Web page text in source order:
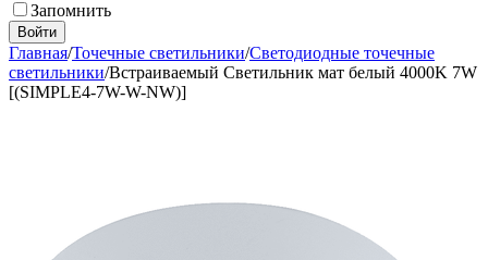
Запомнить
Войти
Главная/Точечные светильники/Светодиодные точечные
светильники/Встраиваемый Светильник мат белый 4000K 7W
[(SIMPLE4-7W-W-NW)]